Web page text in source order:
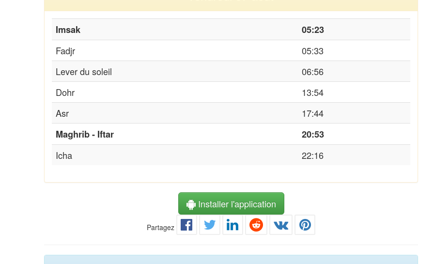
Imsak
05:23
Fadjr
05:33
Lever du soleil
06:56
Dohr
13:54
Asr
17:44
Maghrib - Iftar
20:53
Icha
22:16
Installer l'application
Partagez